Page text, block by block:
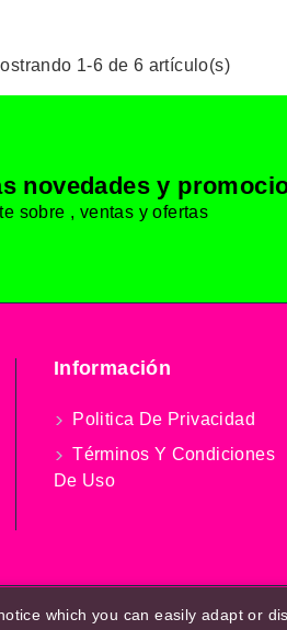
1-6 de 6 artículo(s)
novedades y
sobre , ventas y ofertas
Información
Politica De Privacidad
Términos Y Condiciones
De Uso
which you can easily adapt or